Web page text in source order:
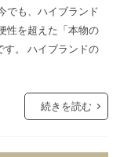
でも、ハイブランド
性を超えた「本物の
す。 ハイブランドの
続きを読む